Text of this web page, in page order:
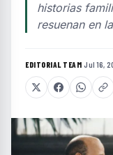
historias
resuenan en
EDITORIAL TEAM·Jul 16,